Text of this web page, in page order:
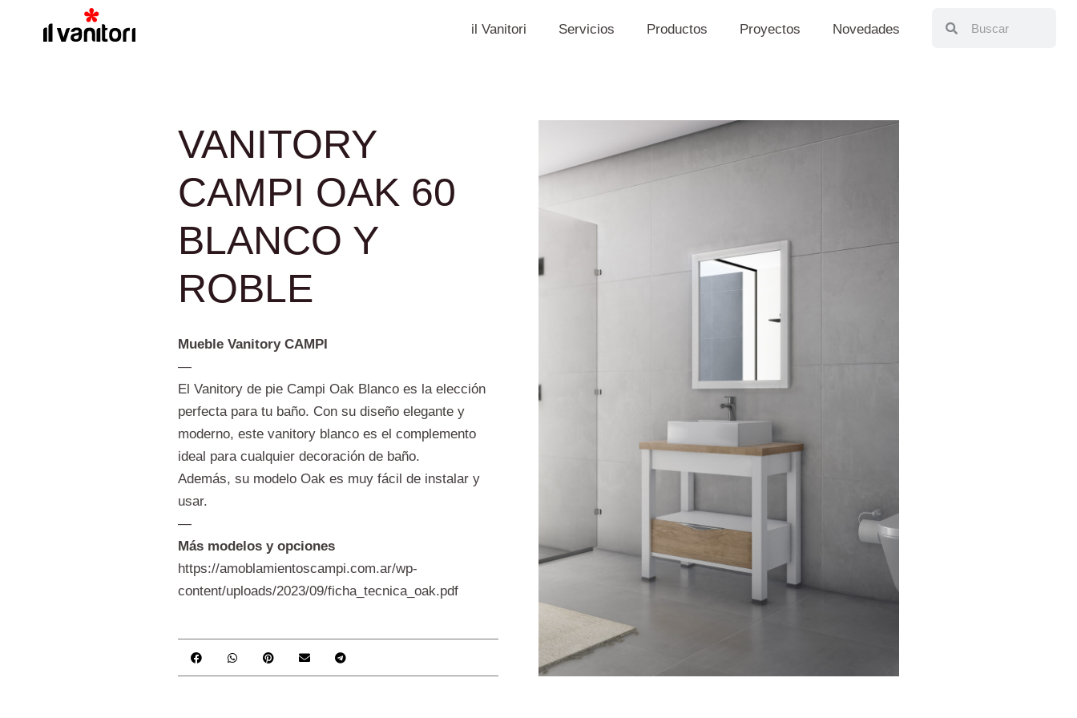
il Vanitori Servicios Productos Proyectos Novedades
VANITORY
CAMPI OAK 60
BLANCO Y
ROBLE
Mueble Vanitory CAMPI
—
El Vanitory de pie Campi Oak Blanco es la elección
perfecta para tu baño. Con su diseño elegante y
moderno, este vanitory blanco es el complemento
ideal para cualquier decoración de baño.
Además, su modelo Oak es muy fácil de instalar y
usar.
—
Más modelos y opciones
https://amoblamientoscampi.com.ar/wp-
content/uploads/2023/09/ficha_tecnica_oak.pdf